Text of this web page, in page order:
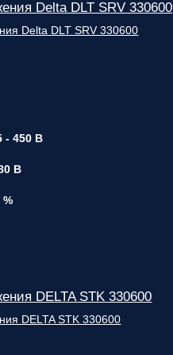
Delta DLT SRV 330600
- 450 В
В
%
DELTA STK 330600